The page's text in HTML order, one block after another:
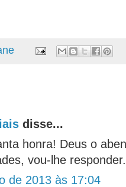
disse...
honra! Deus o
vou-lhe responder.
de 2013 às 17:04